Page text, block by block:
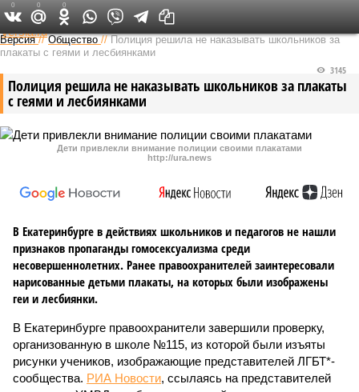
Федеральный выпуск
Версия //Общество //Полиция решила не наказывать школьников за
плакаты с геями и лесбиянками
Полиция решила не наказывать школьников за плакаты
с геями и лесбиянками
3145
Дети привлекли внимание полиции своими плакатами
http://ura.news
В Екатеринбурге в действиях школьников и педагогов не нашли
признаков пропаганды гомосексуализма среди
несовершеннолетних. Ранее правоохранителей заинтересовали
нарисованные детьми плакаты, на которых были изображены
геи и лесбиянки.
В Екатеринбурге правоохранители завершили проверку,
организованную в школе №115, из которой были изъяты
рисунки учеников, изображающие представителей ЛГБТ*-
сообщества. РИА Новости, ссылаясь на представителей
0 0 0